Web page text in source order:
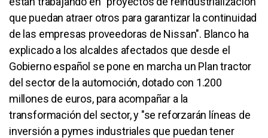
que puedan atraer otros para garantizar la continuidad
de las empresas proveedoras de Nissan". Blanco ha
explicado a los alcaldes afectados que desde el
Gobierno español se pone en marcha un Plan tractor
del sector de la automoción, dotado con 1.200
millones de euros, para acompañar a la
transformación del sector, y "se reforzarán líneas de
inversión a pymes industriales que puedan tener